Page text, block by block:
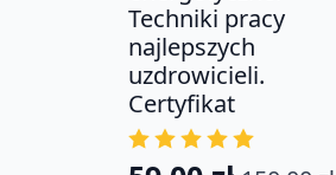
Techniki pracy
najlepszych
uzdrowicieli.
Certyfikat